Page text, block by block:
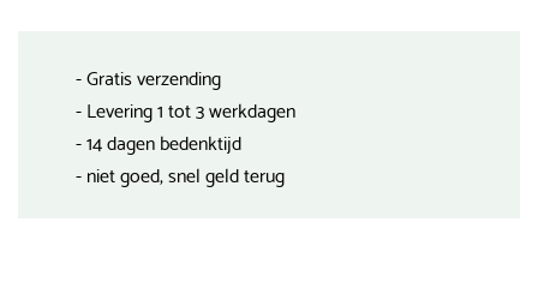
- Gratis verzending
- Levering 1 tot 3 werkdagen
- 14 dagen bedenktijd
- niet goed, snel geld terug